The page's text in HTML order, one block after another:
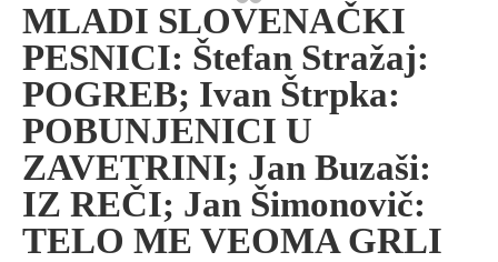
MLADI SLOVENAČKI
PESNICI: Štefan Stražaj:
POGREB; Ivan Štrpka:
POBUNJENICI U
ZAVETRINI; Jan Buzaši:
IZ REČI; Jan Šimonovič:
TELO ME VEOMA GRLI